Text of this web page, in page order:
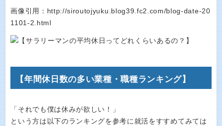
画像引用：http://siroutojyuku.blog39.fc2.com/blog-date-20
1101-2.html
【年間休日数の多い業種・職種ランキング】
「それでも僕は休みが欲しい！」
という方は以下のランキングを参考に就活をすすめてみては